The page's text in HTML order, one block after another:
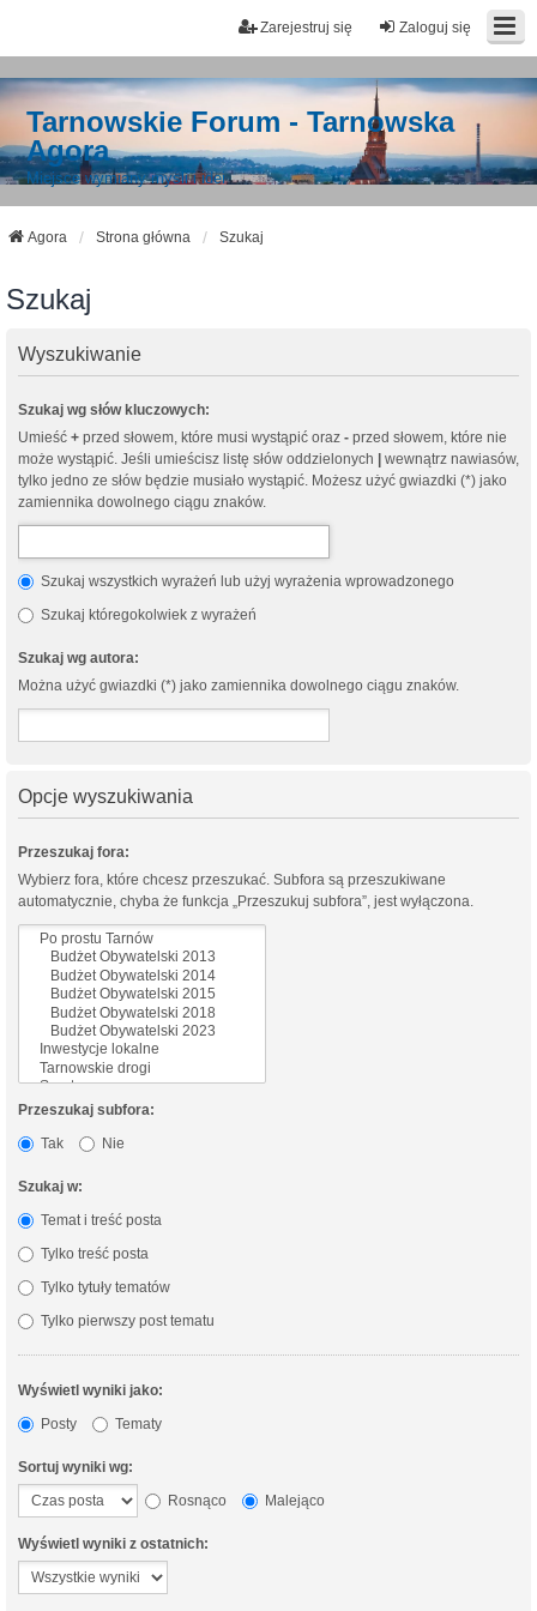
Zaloguj się
Zarejestruj się
Tarnowskie Forum - Tarnowska
Agora
Miejsce wymiany myśli i idei
Agora Strona główna Szukaj
Szukaj
Wyszukiwanie
Szukaj wg słów kluczowych:
Umieść + przed słowem, które musi wystąpić oraz - przed słowem, które nie
może wystąpić. Jeśli umieścisz listę słów oddzielonych
wewnątrz nawiasów,
tylko jedno ze słów będzie musiało wystąpić. Możesz użyć gwiazdki (*) jako
zamiennika dowolnego ciągu znaków.
Szukaj wszystkich wyrażeń lub użyj wyrażenia wprowadzonego
Szukaj któregokolwiek z wyrażeń
Szukaj wg autora:
Można użyć gwiazdki (*) jako zamiennika dowolnego ciągu znaków.
Opcje wyszukiwania
Przeszukaj fora:
Wybierz fora, które chcesz przeszukać. Subfora są przeszukiwane
automatycznie, chyba że funkcja „Przeszukuj subfora”, jest wyłączona.
Przeszukaj subfora:
Tak
Nie
Szukaj w:
Temat i treść posta
Tylko treść posta
Tylko tytuły tematów
Tylko pierwszy post tematu
Wyświetl wyniki jako:
Posty
Tematy
Sortuj wyniki wg:
Rosnąco
Malejąco
Wyświetl wyniki z ostatnich: